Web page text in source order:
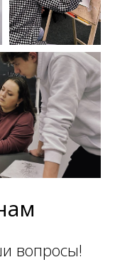
вопросы!